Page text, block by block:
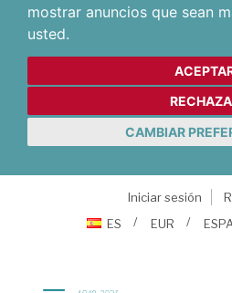
mostrar anuncios que sean
usted.
CAMBIAR
Iniciar sesión
ES
EUR